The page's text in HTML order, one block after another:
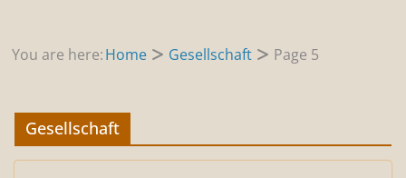
You are here:Home Gesellschaft Page 5
Gesellschaft